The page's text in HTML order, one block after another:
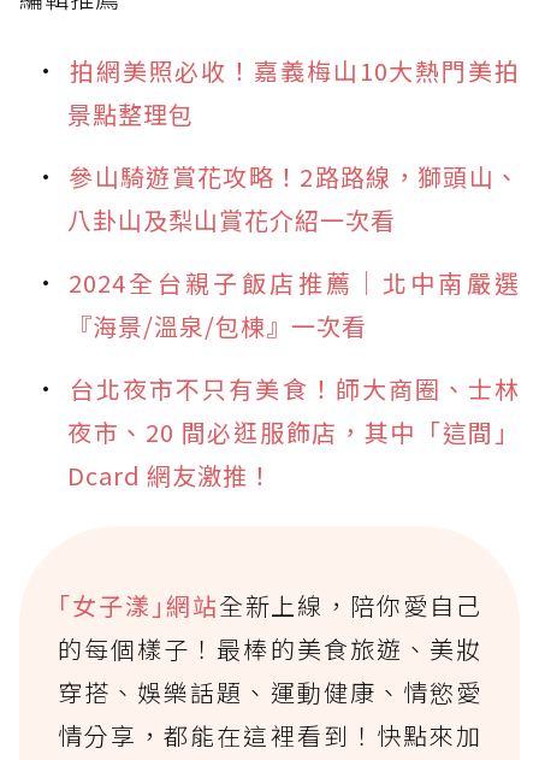
拍網美照必收！嘉義梅山10大熱門美拍
景點整理包
參山騎遊賞花攻略！2路路線，獅頭山、
八卦山及梨山賞花介紹一次看
2024全台親子飯店推薦｜北中南嚴選
『海景/溫泉/包棟』一次看
台北夜市不只有美食！師大商圈、士林
夜市、20 間必逛服飾店，其中「這間」
Dcard 網友激推！
｢女子漾｣網站全新上線，陪你愛自己
的每個樣子！最棒的美食旅遊、美妝
穿搭、娛樂話題、運動健康、情慾愛
情分享，都能在這裡看到！快點來加